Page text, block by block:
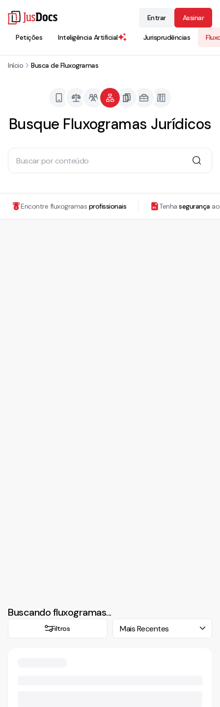
Petições Inteligência Artificial Jurisprudências
Entrar Assinar
Início Busca de Fluxogramas
Busque Fluxogramas Jurídicos
Encontre fluxogramas profissionais Tenha segurança
Buscando fluxogramas...
Filtros